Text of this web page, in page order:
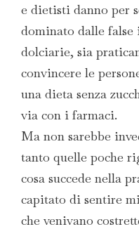
e dietisti danno per
dominato dalle
dolciarie, sia
convincere le
una dieta senza
via con i farmaci.
Ma non sarebbe
tanto quelle poche
cosa succede nella
capitato di sentire
che venivano